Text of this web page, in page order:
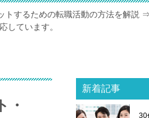
トするための転職活動の方法を解説
しています。
・
新着記事
30